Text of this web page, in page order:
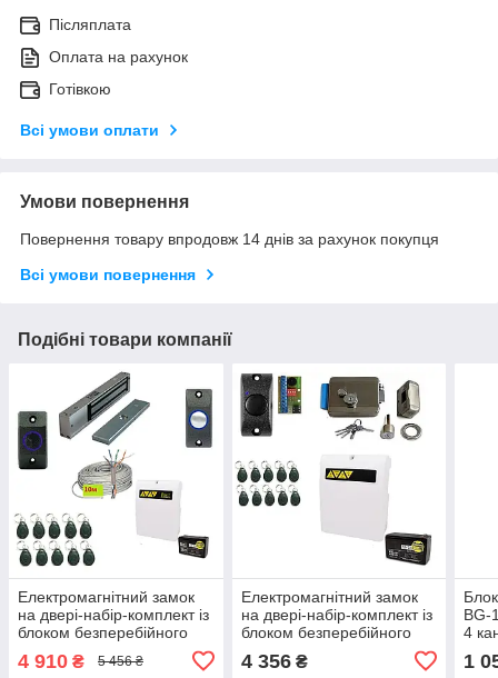
Післяплата
Оплата на рахунок
Готівкою
Всі умови оплати
Умови повернення
Повернення товару впродовж 14 днів за рахунок покупця
Всі умови повернення
Подібні товари компанії
Електромагнітний замок
на двері-набір-комплект із
блоком безперебійного
4 910 ₴ 5 456 ₴
Електромагнітний замок
на двері-набір-комплект із
блоком безперебійного
4 356₴
BG-
4
1